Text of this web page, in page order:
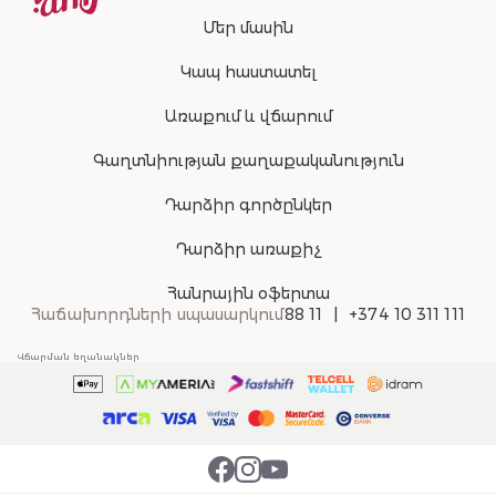
Մեր մասին
Կապ հաստատել
Առաքում և վճարում
Գաղտնիության քաղաքականություն
Դարձիր գործընկեր
Դարձիր առաքիչ
Հանրային օֆերտա
Հաճախորդների սպասարկում88 11 +374 10 311 111
Վճարման եղանակներ